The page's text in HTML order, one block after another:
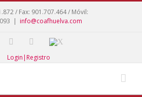
/ Fax: 901.707.464 / Móvil:
| info@coafhuelva.com
Login|Registro